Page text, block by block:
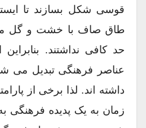
قوسی شکل بسازند تا
طاق صاف با خشت و گل می
حد کافی نداشتند. بنابراین
عناصر فرهنگی تبدیل می
داشته اند. لذا برخی از
زمان به یک پدیده فرهنگی